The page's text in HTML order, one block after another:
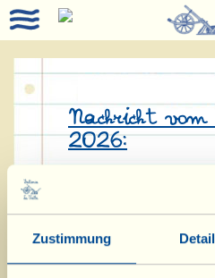
Zustimmung
Nachricht
2026:
Mit den länger
Tagen im Mai
üppig zu sprießen